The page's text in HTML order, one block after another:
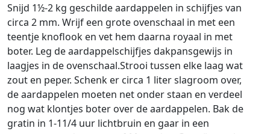
Snijd 1½-2 kg geschilde aardappelen in schijfjes van
circa 2 mm. Wrijf een grote ovenschaal in met een
teentje knoflook en vet hem daarna royaal in met
boter. Leg de aardappelschijfjes dakpansgewijs in
laagjes in de ovenschaal.Strooi tussen elke laag wat
zout en peper. Schenk er circa 1 liter slagroom over,
de aardappelen moeten net onder staan en verdeel
nog wat klontjes boter over de aardappelen. Bak de
gratin in 1-11/4 uur lichtbruin en gaar in een